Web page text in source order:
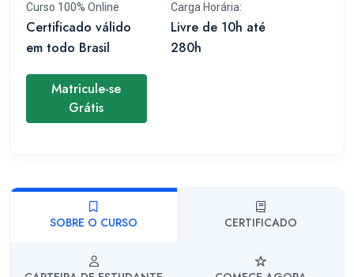
Curso 100% Online
Certificado válido
em todo Brasil
Carga Horária:
Livre de 10h até
280h
Matricule-se
Grátis
SOBRE O CURSO CERTIFICADO